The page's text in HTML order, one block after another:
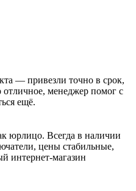
— привезли точно в срок,
отличное, менеджер помог с
ещё.
юрлицо. Всегда в наличии
цены стабильные,
интернет-магазин